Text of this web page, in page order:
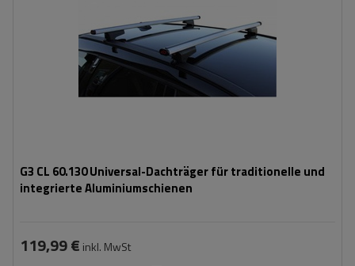
G3 CL 60.130 Universal-Dachträger für traditionelle und
integrierte Aluminiumschienen
119,99 € inkl. MwSt